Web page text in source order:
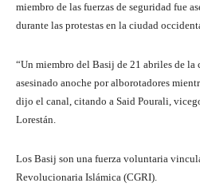
miembro de las fuerzas de seguridad fue
durante las protestas en la ciudad
“Un miembro del Basij de 21 abriles de la
asesinado anoche por alborotadores
dijo el canal, citando a Said Pourali,
Lorestán.
Los Basij son una fuerza voluntaria
Revolucionaria Islámica (CGRI).